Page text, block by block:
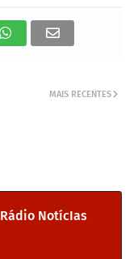
MAIS RECENTES
NotícIas